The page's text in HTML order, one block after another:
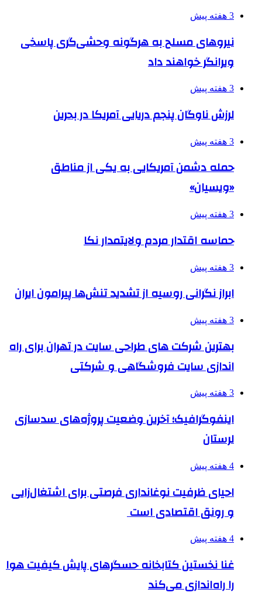
3 هفته پیش
نیروهای مسلح به هرگونه وحشی‌گری پاسخی
ویرانگر خواهند داد
3 هفته پیش
لرزش ناوگان پنجم دریایی آمریکا در بحرین
3 هفته پیش
حمله دشمن آمریکایی به یکی از مناطق
«ویسیان»
3 هفته پیش
حماسه اقتدار مردم ولایتمدار نکا
3 هفته پیش
ابراز نگرانی روسیه از تشدید تنش‌ها پیرامون ایران
3 هفته پیش
بهترین شرکت های طراحی سایت در تهران برای راه
اندازی سایت فروشگاهی و شرکتی
3 هفته پیش
اینفوگرافیک؛ آخرین وضعیت پروژه‌های سدسازی
لرستان
4 هفته پیش
احیای ظرفیت نوغانداری فرصتی برای اشتغال‌زایی
و رونق اقتصادی است
4 هفته پیش
غنا نخستین کتابخانه حسگرهای پایش کیفیت هوا
را راه‌اندازی می‌کند